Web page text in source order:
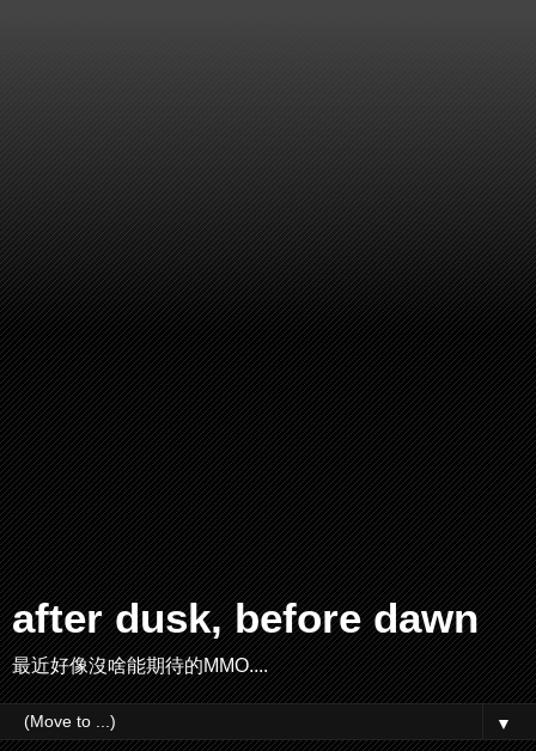
after dusk, before dawn
最近好像沒啥能期待的MMO....
▼